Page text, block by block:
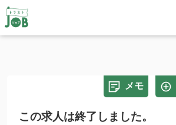
メモ
この求人は終了しました。